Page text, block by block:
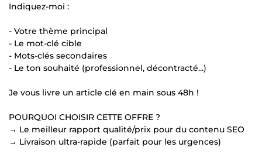
Indiquez-moi :
- Votre thème principal
- Le mot-clé cible
- Mots-clés secondaires
- Le ton souhaité (professionnel, décontracté...)
Je vous livre un article clé en main sous 48h !
POURQUOI CHOISIR CETTE OFFRE ?
→ Le meilleur rapport qualité/prix pour du contenu SEO
→ Livraison ultra-rapide (parfait pour les urgences)